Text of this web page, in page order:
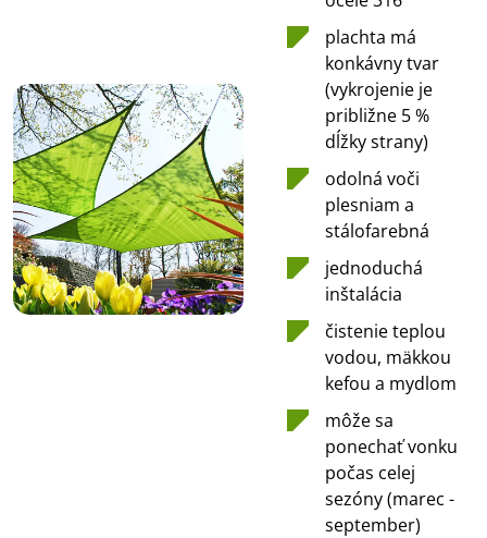
plachta má
konkávny tvar
(vykrojenie je
približne 5 %
dĺžky strany)
odolná voči
plesniam a
stálofarebná
jednoduchá
inštalácia
čistenie teplou
vodou, mäkkou
kefou a mydlom
môže sa
ponechať vonku
počas celej
sezóny (marec -
september)